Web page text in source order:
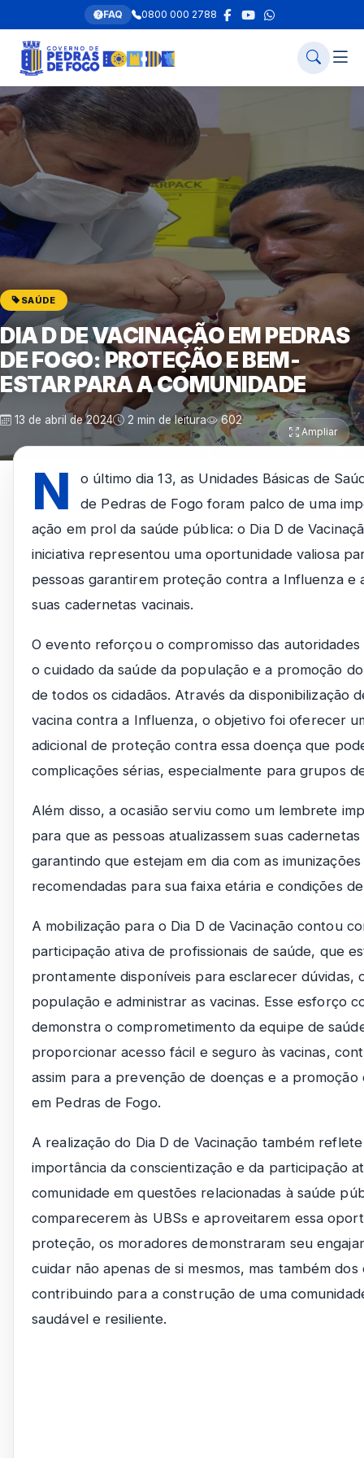
FAQ 0800 000 2788
SAÚDE
DIA D DE VACINAÇÃO EM PEDRAS
DE FOGO: PROTEÇÃO E BEM-
ESTAR PARA A COMUNIDADE
13 de abril de 2024 2 min de leitura 602
Ampliar
N
o último dia 13, as Unidades Básicas de
de Pedras de Fogo foram palco de uma
ação em prol da saúde pública: o Dia D de
iniciativa representou uma oportunidade valiosa
pessoas garantirem proteção contra a Influenza e
suas cadernetas vacinais.
O evento reforçou o compromisso das autoridades
o cuidado da saúde da população e a promoção
de todos os cidadãos. Através da disponibilização
vacina contra a Influenza, o objetivo foi oferecer
adicional de proteção contra essa doença que
complicações sérias, especialmente para grupos
Além disso, a ocasião serviu como um lembrete
para que as pessoas atualizassem suas cadernetas
garantindo que estejam em dia com as imunizações
recomendadas para sua faixa etária e condições
A mobilização para o Dia D de Vacinação contou
participação ativa de profissionais de saúde, que
prontamente disponíveis para esclarecer dúvidas,
população e administrar as vacinas. Esse esforço
demonstra o comprometimento da equipe de
proporcionar acesso fácil e seguro às vacinas,
assim para a prevenção de doenças e a promoção
em Pedras de Fogo.
A realização do Dia D de Vacinação também
importância da conscientização e da participação
comunidade em questões relacionadas à saúde
comparecerem às UBSs e aproveitarem essa
proteção, os moradores demonstraram seu
cuidar não apenas de si mesmos, mas também dos
contribuindo para a construção de uma
saudável e resiliente.